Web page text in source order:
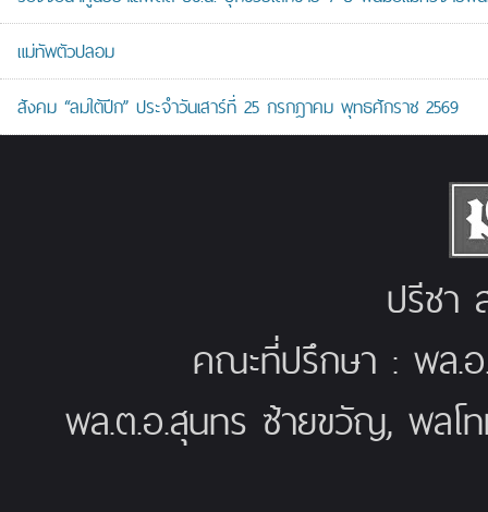
แม่ทัพตัวปลอม
สังคม “ลมใต้ปีก” ประจำวันเสาร์ที่ 25 กรกฎาคม พุทธศักราช 2569
ปรีชา
คณะที่ปรึกษา : พล.
พล.ต.อ.สุนทร ซ้ายขวัญ, พล